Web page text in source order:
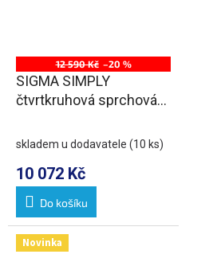
12 590 Kč –20 %
SIGMA SIMPLY
čtvrtkruhová sprchová
R550, L/R, čiré sklo
skladem u dodavatele (10 ks)
10 072 Kč
Do košíku
Novinka